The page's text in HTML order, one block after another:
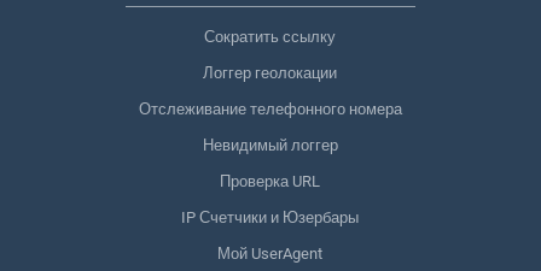
Сократить ссылку
Логгер геолокации
Отслеживание телефонного номера
Невидимый логгер
Проверка URL
IP Счетчики и Юзербары
Мой UserAgent